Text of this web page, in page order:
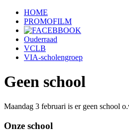
HOME
PROMOFILM
Ouderraad
VCLB
VIA-scholengroep
Geen school
Maandag 3 februari is er geen school
Onze school